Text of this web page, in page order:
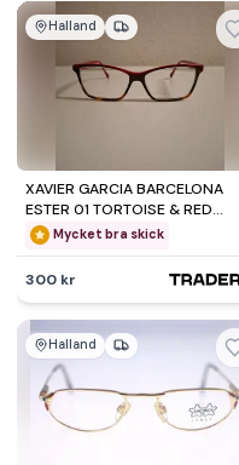
Halland
XAVIER GARCIA BARCELONA
ESTER 01 TORTOISE & RED
EYEGLASSES 56-15-135mm
Mycket bra skick
300 kr
Halland